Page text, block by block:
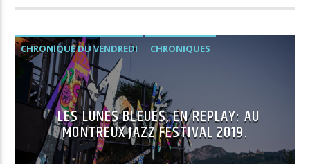
CHRONIQUE DU VENDREDI CHRONIQUES
LES LUNES BLEUES, EN REPLAY: AU
MONTREUX JAZZ FESTIVAL 2019.